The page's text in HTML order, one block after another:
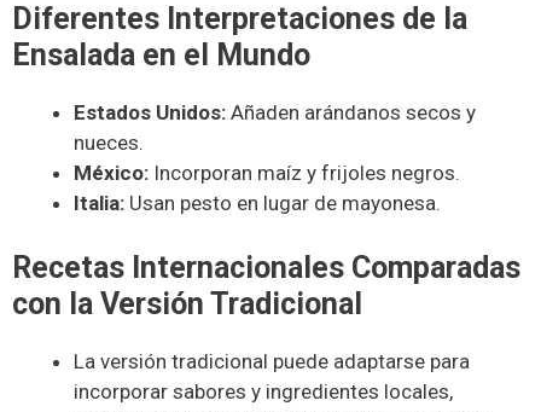
Diferentes Interpretaciones de la
Ensalada en el Mundo
Estados Unidos: Añaden arándanos secos y
nueces.
México: Incorporan maíz y frijoles negros.
Italia: Usan pesto en lugar de mayonesa.
Recetas Internacionales Comparadas
con la Versión Tradicional
La versión tradicional puede adaptarse para
incorporar sabores y ingredientes locales,